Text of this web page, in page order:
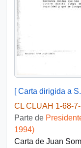
[ Carta dirigida a
CL CLUAH 1-68-
Parte de
1994)
Carta de Juan